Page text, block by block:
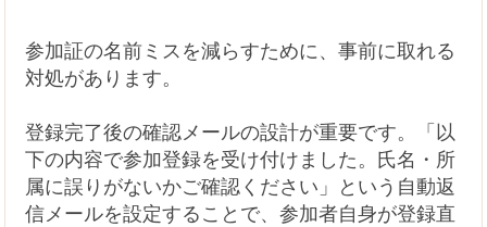
参加証の名前ミスを減らすために、事前に取れる
対処があります。
登録完了後の確認メールの設計が重要です。「以
下の内容で参加登録を受け付けました。氏名・所
属に誤りがないかご確認ください」という自動返
信メールを設定することで、参加者自身が登録直